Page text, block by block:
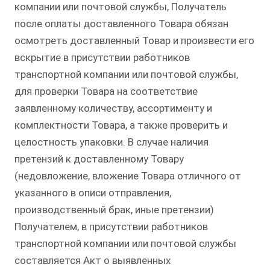
компании или почтовой службы, Получатель
после оплаты доставленного Товара обязан
осмотреть доставленный Товар и произвести его
вскрытие в присутствии работников
транспортной компании или почтовой службы,
для проверки Товара на соответствие
заявленному количеству, ассортименту и
комплектности Товара, а также проверить и
целостность упаковки. В случае наличия
претензий к доставленному Товару
(недовложение, вложение Товара отличного от
указанного в описи отправления,
производственный брак, иные претензии)
Получателем, в присутствии работников
транспортной компании или почтовой службы
составляется Акт о выявленных